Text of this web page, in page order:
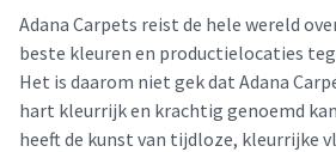
Adana Carpets reist de hele wereld
beste kleuren en productielocaties
Het is daarom niet gek dat Adana
hart kleurrijk en krachtig genoemd
heeft de kunst van tijdloze, kleurrijke